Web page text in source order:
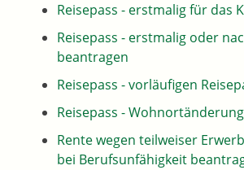
Reisepass - erstmalig für das
Reisepass - erstmalig oder
beantragen
Reisepass - vorläufigen
Reisepass -
Rente wegen teilweiser
bei Berufsunfähigkeit